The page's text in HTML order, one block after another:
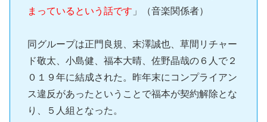
まっているという話です 」（音楽関係者）
同グループは正門良規、末澤誠也、草間リチャー
ド敬太、小島健、福本大晴、佐野晶哉の６人で２
０１９年に結成された。昨年末にコンプライアン
ス違反があったということで福本が契約解除とな
り、５人組となった。